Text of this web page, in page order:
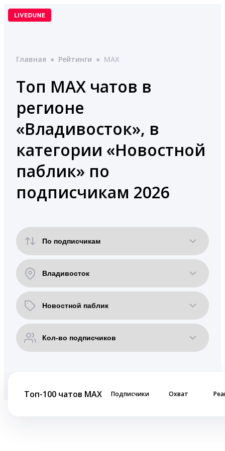
Перейти
Главная ● Рейтинги ● MAX
Топ MAX чатов в
регионе
«Владивосток», в
категории «Новостной
паблик» по
подписчикам 2026
Топ-100 чатов MAX Подписчики Охват